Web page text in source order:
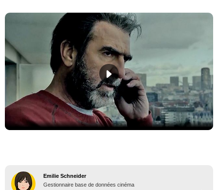
Emilie Schneider
Gestionnaire base de données cinéma